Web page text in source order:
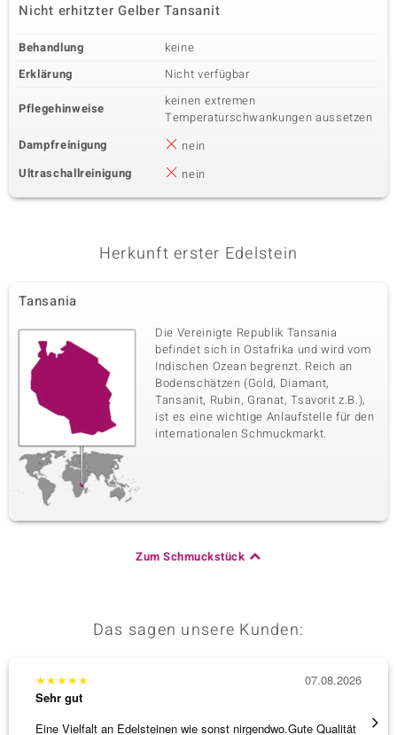
Nicht erhitzter Gelber Tansanit
Behandlung
keine
Erklärung
Nicht verfügbar
Pflegehinweise
keinen extremen
Temperaturschwankungen aussetzen
Dampfreinigung
nein
Ultraschallreinigung
nein
Herkunft erster Edelstein
Tansania
Die Vereinigte Republik Tansania
befindet sich in Ostafrika und wird vom
Indischen Ozean begrenzt. Reich an
Bodenschätzen (Gold, Diamant,
Tansanit, Rubin, Granat, Tsavorit z.B.),
ist es eine wichtige Anlaufstelle für den
internationalen Schmuckmarkt.
Zum Schmuckstück
Das sagen unsere Kunden:
★★★★★
Sehr gut
Eine Vielfalt an Edelsteinen wie sonst nirgendwo.Gute Qualität
07.08.2026
Alles